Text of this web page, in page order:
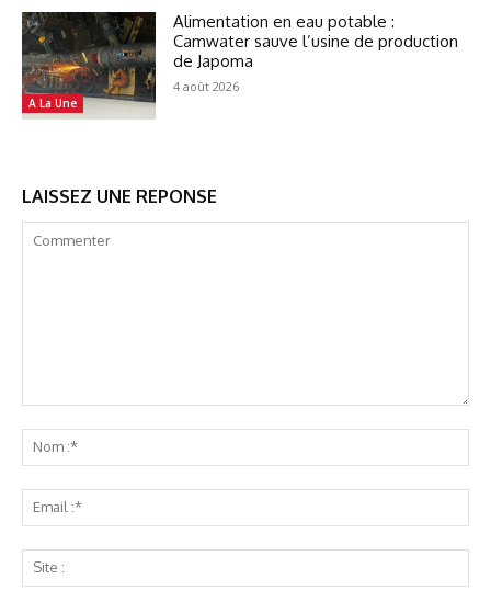
A La Une
Alimentation en eau potable :
Camwater sauve l’usine de production
de Japoma
4 août 2026
LAISSEZ UNE REPONSE
:*
:*
: